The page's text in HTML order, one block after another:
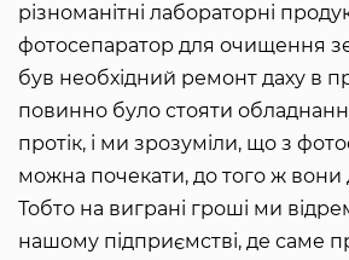
різноманітні лабораторні
фотосепаратор для очищення
був необхідний ремонт даху в
повинно було стояти
протік, і ми зрозуміли, що з
можна почекати, до того ж вони
Тобто на виграні гроші ми
нашому підприємстві, де саме